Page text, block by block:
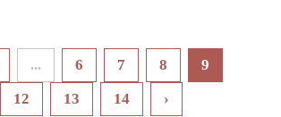
... 6 7 8
9
12 13 14 ›